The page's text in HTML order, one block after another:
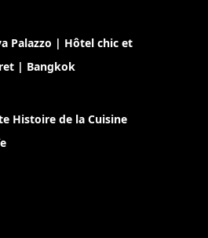
Palazzo | Hôtel chic et
| Bangkok
Histoire de la Cuisine